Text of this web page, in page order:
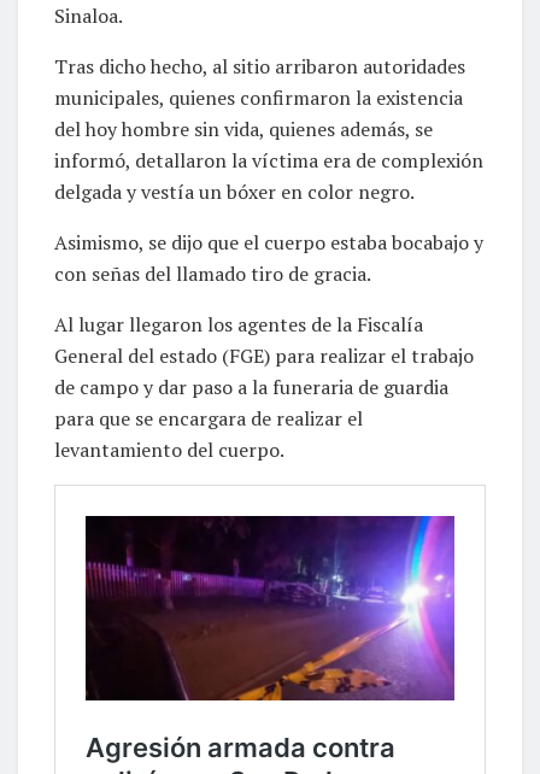
Sinaloa.
Tras dicho hecho, al sitio arribaron autoridades
municipales, quienes confirmaron la existencia
del hoy hombre sin vida, quienes además, se
informó, detallaron la víctima era de complexión
delgada y vestía un bóxer en color negro.
Asimismo, se dijo que el cuerpo estaba bocabajo y
con señas del llamado tiro de gracia.
Al lugar llegaron los agentes de la Fiscalía
General del estado (FGE) para realizar el trabajo
de campo y dar paso a la funeraria de guardia
para que se encargara de realizar el
levantamiento del cuerpo.